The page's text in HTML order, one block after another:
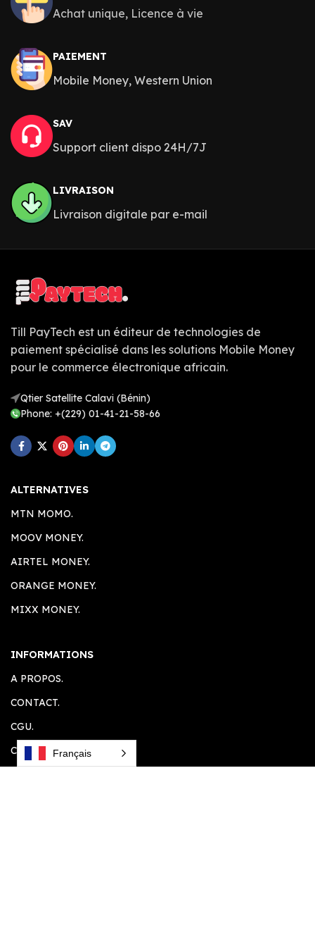
Achat unique, Licence à vie
PAIEMENT
Mobile Money, Western Union
SAV
Support client dispo 24H/7J
LIVRAISON
Livraison digitale par e-mail
Till PayTech est un éditeur de technologies de
paiement spécialisé dans les solutions Mobile Money
pour le commerce électronique africain.
Qtier Satellite Calavi (Bénin)
Phone: +(229) 01-41-21-58-66
ALTERNATIVES
MTN MOMO.
MOOV MONEY.
AIRTEL MONEY.
ORANGE MONEY.
MIXX MONEY.
INFORMATIONS
A PROPOS.
CONTACT.
CGU.
CONFIDENTIALITÉ.
Français